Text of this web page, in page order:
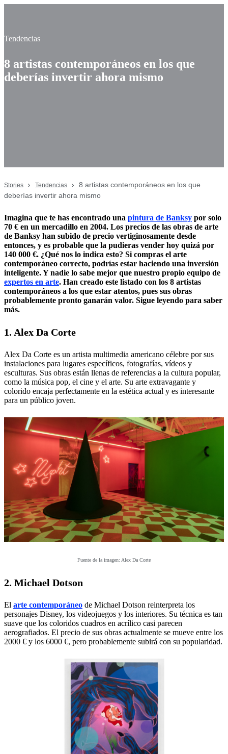
Tendencias
8 artistas contemporáneos en los que
deberías invertir ahora mismo
Stories Tendencias
8 artistas contemporáneos en los que
deberías invertir ahora mismo
Imagina que te has encontrado una pintura de Banksy por solo
70 € en un mercadillo en 2004. Los precios de las obras de arte
de Banksy han subido de precio vertiginosamente desde
entonces, y es probable que la pudieras vender hoy quizá por
140 000 €. ¿Qué nos lo indica esto? Si compras el arte
contemporáneo correcto, podrías estar haciendo una inversión
inteligente. Y nadie lo sabe mejor que nuestro propio equipo de
expertos en arte. Han creado este listado con los 8 artistas
contemporáneos a los que estar atentos, pues sus obras
probablemente pronto ganarán valor. Sigue leyendo para saber
más.
1. Alex Da Corte
Alex Da Corte es un artista multimedia americano célebre por sus
instalaciones para lugares específicos, fotografías, vídeos y
esculturas. Sus obras están llenas de referencias a la cultura popular,
como la música pop, el cine y el arte. Su arte extravagante y
colorido encaja perfectamente en la estética actual y es interesante
para un público joven.
Fuente de la imagen: Alex Da Corte
2. Michael Dotson
El arte contemporáneo de Michael Dotson reinterpreta los
personajes Disney, los videojuegos y los interiores. Su técnica es tan
suave que los coloridos cuadros en acrílico casi parecen
aerografiados. El precio de sus obras actualmente se mueve entre los
2000 € y los 6000 €, pero probablemente subirá con su popularidad.